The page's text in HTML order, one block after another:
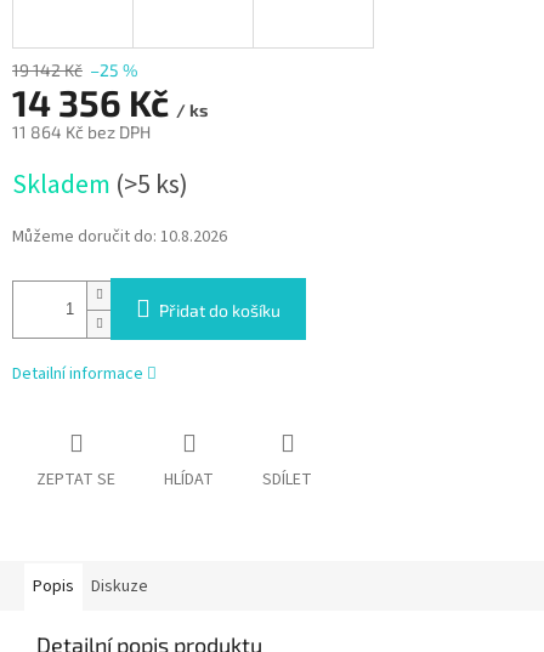
19 142 Kč –25 %
14 356 Kč / ks
11 864 Kč bez DPH
cena:
Skladem (>5 ks)
Můžeme doručit do: 10.8.2026
Přidat do košíku
Detailní informace
ZEPTAT SE HLÍDAT SDÍLET
Popis Diskuze
Detailní popis produktu